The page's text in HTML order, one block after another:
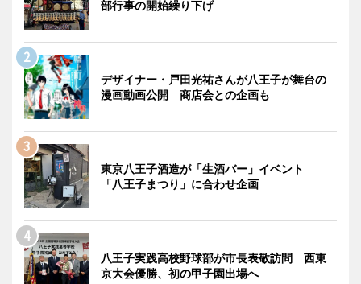
部行事の開始繰り下げ
デザイナー・戸田光祐さんが八王子が舞台の
漫画動画公開 商店会との企画も
東京八王子酒造が「生酒バー」イベント
「八王子まつり」に合わせ企画
八王子実践高校野球部が市長表敬訪問 西東
京大会優勝、初の甲子園出場へ